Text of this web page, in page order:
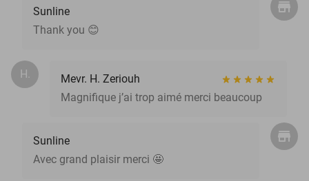
Sunline
Thank you 😊
H.
Mevr. H. Zeriouh
Magnifique j’ai trop aimé merci beaucoup
Sunline
Avec grand plaisir merci 🤩